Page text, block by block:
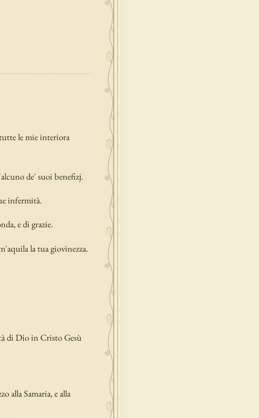
le mie interiora
de' suoi benefizj.
infermità.
e di grazie.
la tua giovinezza.
di Dio in Cristo Gesù
alla Samaria, e alla